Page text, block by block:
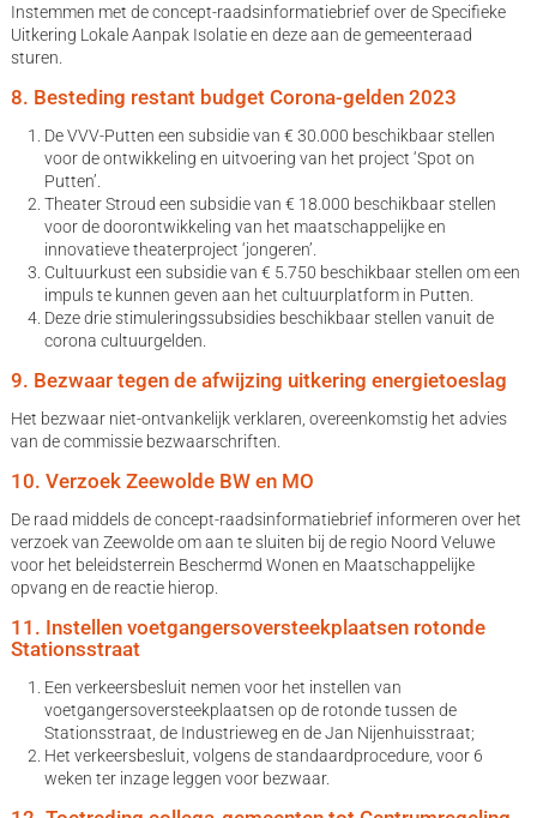
Instemmen met de concept-raadsinformatiebrief over de Specifieke
Uitkering Lokale Aanpak Isolatie en deze aan de gemeenteraad
sturen.
8. Besteding restant budget Corona-gelden 2023
De VVV-Putten een subsidie van € 30.000 beschikbaar stellen
voor de ontwikkeling en uitvoering van het project ‘Spot on
Putten’.
Theater Stroud een subsidie van € 18.000 beschikbaar stellen
voor de doorontwikkeling van het maatschappelijke en
innovatieve theaterproject ‘jongeren’.
Cultuurkust een subsidie van € 5.750 beschikbaar stellen om een
impuls te kunnen geven aan het cultuurplatform in Putten.
Deze drie stimuleringssubsidies beschikbaar stellen vanuit de
corona cultuurgelden.
9. Bezwaar tegen de afwijzing uitkering energietoeslag
Het bezwaar niet-ontvankelijk verklaren, overeenkomstig het advies
van de commissie bezwaarschriften.
10. Verzoek Zeewolde BW en MO
De raad middels de concept-raadsinformatiebrief informeren over het
verzoek van Zeewolde om aan te sluiten bij de regio Noord Veluwe
voor het beleidsterrein Beschermd Wonen en Maatschappelijke
opvang en de reactie hierop.
11. Instellen voetgangersoversteekplaatsen rotonde
Stationsstraat
Een verkeersbesluit nemen voor het instellen van
voetgangersoversteekplaatsen op de rotonde tussen de
Stationsstraat, de Industrieweg en de Jan Nijenhuisstraat;
Het verkeersbesluit, volgens de standaardprocedure, voor 6
weken ter inzage leggen voor bezwaar.